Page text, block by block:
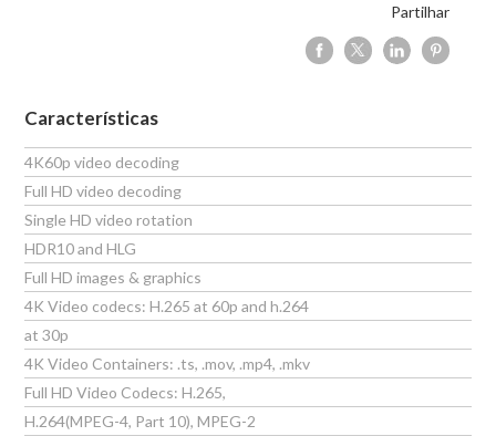
Partilhar
Características
4K60p video decoding
Full HD video decoding
Single HD video rotation
HDR10 and HLG
Full HD images & graphics
4K Video codecs: H.265 at 60p and h.264
at 30p
4K Video Containers: .ts, .mov, .mp4, .mkv
Full HD Video Codecs: H.265,
H.264(MPEG-4, Part 10), MPEG-2